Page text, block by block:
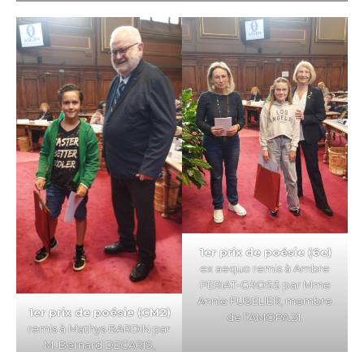
1er prix de poésie (CM2)
remis à Mathys BARDIN par
M. Bernard DECARIS,
1er prix de poésie (6e)
ex aequo remis à Ambre
PERIAT-GROSS par Mme
Annie FUSELIER, membre
de l’AMOPA 21.